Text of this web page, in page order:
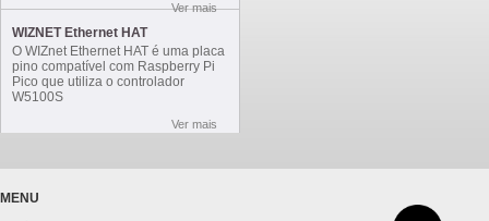
Ver mais
WIZNET Ethernet HAT
O WIZnet Ethernet HAT é uma placa
pino compatível com Raspberry Pi
Pico que utiliza o controlador
W5100S
Ver mais
MENU